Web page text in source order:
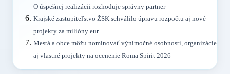
O úspešnej realizácii rozhoduje správny partner
Krajské zastupiteľstvo ŽSK schválilo úpravu rozpočtu aj nové
projekty za milióny eur
Mestá a obce môžu nominovať výnimočné osobnosti, organizácie
aj vlastné projekty na ocenenie Roma Spirit 2026